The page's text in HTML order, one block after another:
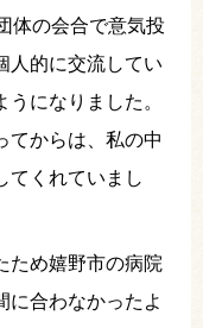
体の会合で意気投
人的に交流してい
になりました。
てからは、私の中
てくれていまし
ため嬉野市の病院
に合わなかったよ